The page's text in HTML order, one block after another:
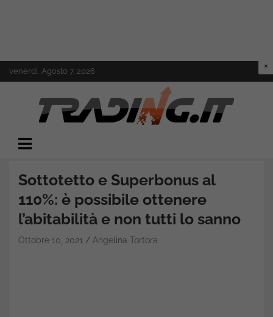
to
venerdì, Agosto 7, 2026
Trading.it
Sottotetto e Superbonus al
110%: è possibile ottenere
l’abitabilità e non tutti lo sanno
Ottobre 10, 2021 Angelina Tortora